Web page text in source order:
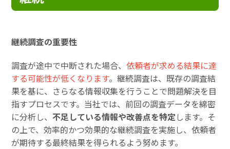
継続調査の重要性
調査が途中で中断された場合、依頼者が求める結果に達
する可能性が低くなります。継続調査は、既存の調査結
果を基に、さらなる情報収集を行うことで問題解決を目
指すプロセスです。当社では、前回の調査データを綿密
に分析し、不足している情報や改善点を特定 します。そ
の上で、効率的かつ効果的な継続調査を実施し、依頼者
が期待する最終結果を得られるよう努めます。